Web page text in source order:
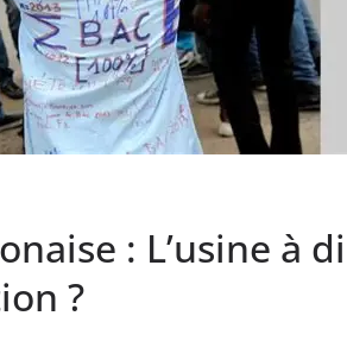
: L’usine à
?